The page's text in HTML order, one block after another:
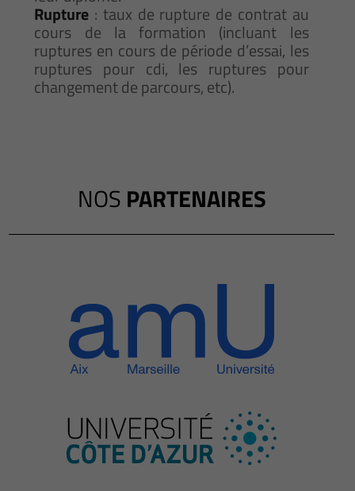
Rupture : taux de rupture de contrat au
cours de la formation (incluant les
ruptures en cours de période d’essai, les
ruptures pour cdi, les ruptures pour
changement de parcours, etc).
NOS PARTENAIRES